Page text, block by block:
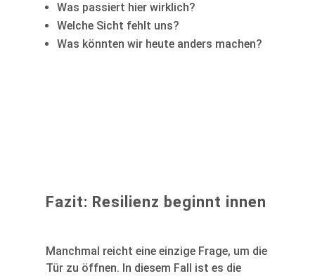
Was passiert hier wirklich?
Welche Sicht fehlt uns?
Was könnten wir heute anders machen?
Fazit: Resilienz beginnt innen
Manchmal reicht eine einzige Frage, um die
Tür zu öffnen. In diesem Fall ist es die